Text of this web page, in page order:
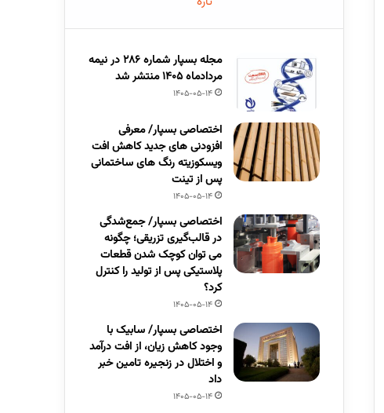
مجله بسپار شماره 286 در نیمه
مردادماه 1405 منتشر شد
1405-05-14
اختصاصی بسپار/ معرفی
افزودنی های جدید کاهش افت
ویسکوزیته رنگ های ساختمانی
پس از تینت
1405-05-14
اختصاصی بسپار/ جمع‌شدگی
در قالب‌گیری تزریقی؛ چگونه
می توان کوچک شدن قطعات
پلاستیکی پس از تولید را کنترل
کرد؟
1405-05-14
اختصاصی بسپار/ سابیک با
وجود کاهش زیان، از افت درآمد
و اختلال در زنجیره تامین خبر
داد
1405-05-14